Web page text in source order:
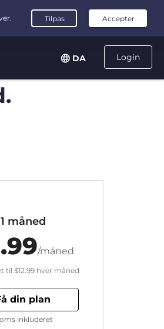
Login
DA
1 måned
/måned
til $12.99 hver måned
din plan
inkluderet